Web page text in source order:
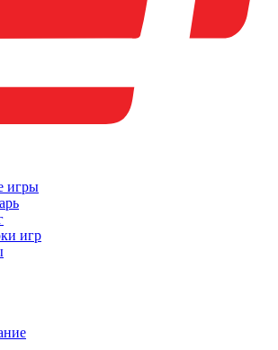
игры
игр